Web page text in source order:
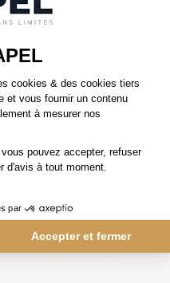
marques spécialisées
moderne. Col châle,
: chaque robe de
à votre style et à vos
collection s’adresse à
une coupe fluide,